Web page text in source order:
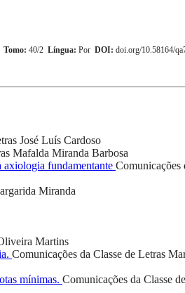
Tomo: 40/2 Língua: Por DOI: doi.org/10.58164/
José Luís Cardoso
Mafalda Miranda Barbosa
fundamentante Comunicações
Miranda
Martins
Comunicações da Classe de Letras
mínimas. Comunicações da Classe